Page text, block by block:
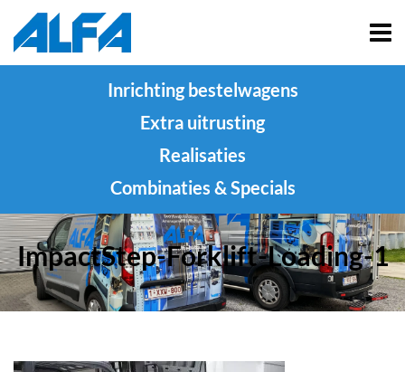
Inrichting bestelwagens
Extra uitrusting
Realisaties
Combinaties & Specials
ImpactStep-Forklift-Loading-1